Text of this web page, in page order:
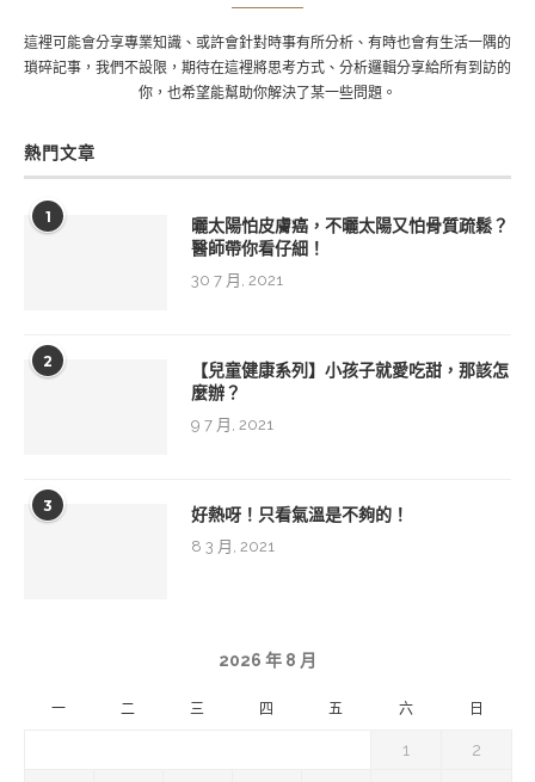
這裡可能會分享專業知識、或許會針對時事有所分析、有時也會有生活一隅的
瑣碎記事，我們不設限，期待在這裡將思考方式、分析邏輯分享給所有到訪的
你，也希望能幫助你解決了某一些問題。
熱門文章
1
曬太陽怕皮膚癌，不曬太陽又怕骨質疏鬆？
醫師帶你看仔細！
30 7 月, 2021
2
【兒童健康系列】小孩子就愛吃甜，那該怎
麼辦？
9 7 月, 2021
3 好熱呀！只看氣溫是不夠的！
8 3 月, 2021
2026 年 8 月
一 二 三 四 五 六 日
1 2